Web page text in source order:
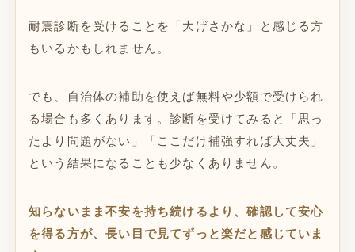
耐震診断を受けることを「大げさかな」と感じる方
もいるかもしれません。
でも、自治体の補助を使えば無料や少額で受けられ
る場合も多くあります。診断を受けてみると「思っ
たより問題がない」「ここだけ補強すれば大丈夫」
という結果になることも少なくありません。
知らないまま不安を持ち続けるより、確認して安心
を得る方が、長い目で見てずっと楽だと感じていま